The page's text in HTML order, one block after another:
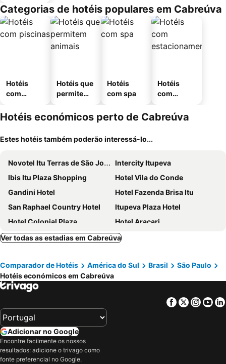
Categorias de hotéis populares em Cabreúva
Hotéis
com
Hotéis que
permitem
Hotéis
com spa
Hotéis
com
mento
Hotéis económicos perto de Cabreúva
Estes hotéis também poderão interessá-lo...
Novotel Itu Terras de São José Golf & Resort
Intercity Itupeva
Ibis Itu Plaza Shopping
Hotel Vila do Conde
Gandini Hotel
Hotel Fazenda Brisa Itu
San Raphael Country Hotel
Itupeva Plaza Hotel
Hotel Colonial Plaza
Hotel Araçari
Itu Plaza Hotel
Hotel KK
Hotel Buriti Itupeva
Rainbow Motel
Confraria Colonial Hotel Boutique
Gardenian Boutique Hotel
Casa Aconchego
Maktub Hotel Itu
Ver todas as estadias em Cabreúva
Comparador de Hotéis América do Sul Brasil
São Paulo
Hotéis económicos em Cabreúva
Facebook
Twitter
Adicionar no Google
Encontre facilmente os nossos
resultados: adicione o trivago como
fonte preferencial no Google.